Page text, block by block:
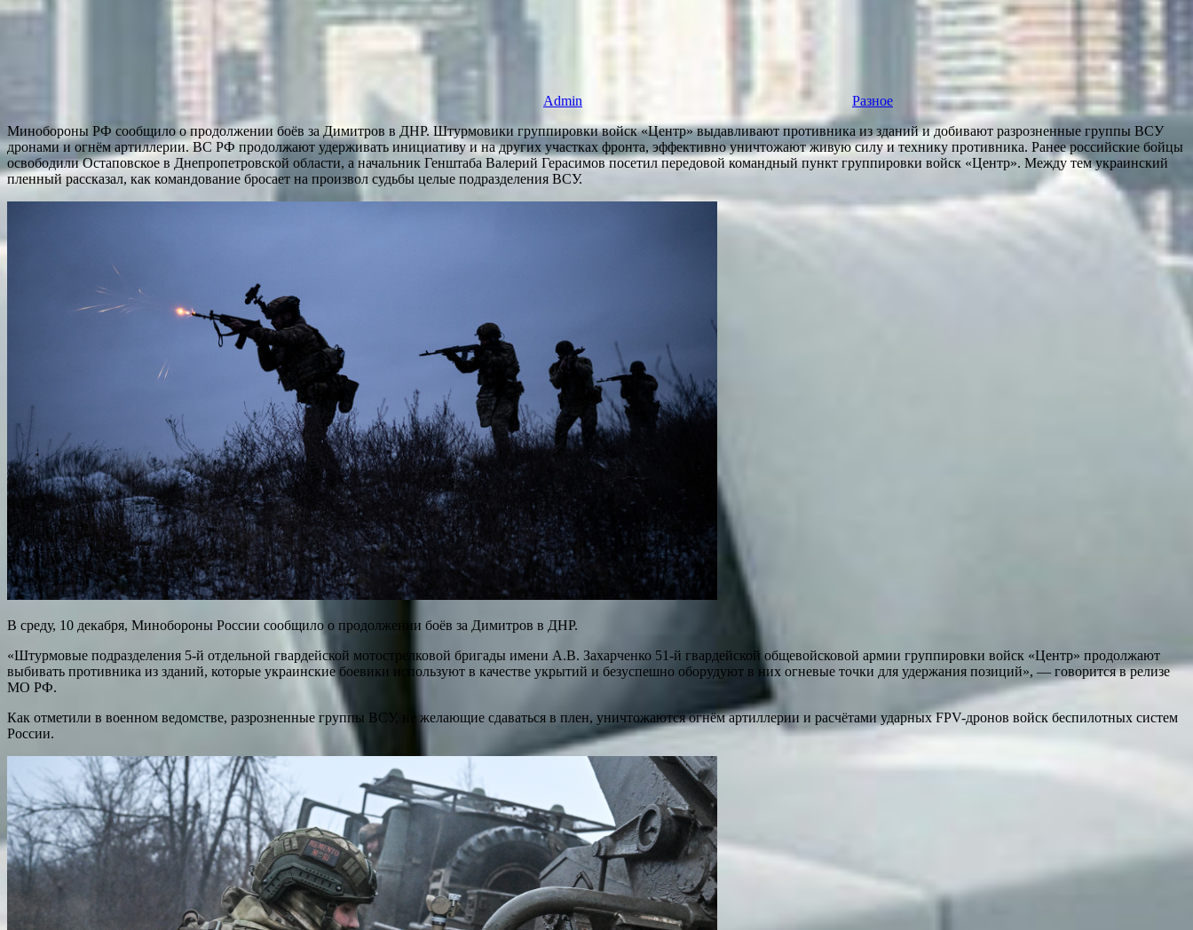
Admin
Разное
Минобороны РФ сообщило о продолжении боёв за Димитров в ДНР. Штурмовики группировки войск «Центр» выдавливают противника из зданий и добивают разрозненные группы ВСУ
дронами и огнём артиллерии. ВС РФ продолжают удерживать инициативу и на других участках фронта, эффективно уничтожают живую силу и технику противника. Ранее российские бойцы
освободили Остаповское в Днепропетровской области, а начальник Генштаба Валерий Герасимов посетил передовой командный пункт группировки войск «Центр». Между тем украинский
пленный рассказал, как командование бросает на произвол судьбы целые подразделения ВСУ.
В среду, 10 декабря, Минобороны России сообщило о продолжении боёв за Димитров в ДНР.
«Штурмовые подразделения 5-й отдельной гвардейской мотострелковой бригады имени А.В. Захарченко 51-й гвардейской общевойсковой армии группировки войск «Центр» продолжают
выбивать противника из зданий, которые украинские боевики используют в качестве укрытий и безуспешно оборудуют в них огневые точки для удержания позиций», — говорится в релизе
МО РФ.
Как отметили в военном ведомстве, разрозненные группы ВСУ, не желающие сдаваться в плен, уничтожаются огнём артиллерии и расчётами ударных FPV-дронов войск беспилотных систем
России.